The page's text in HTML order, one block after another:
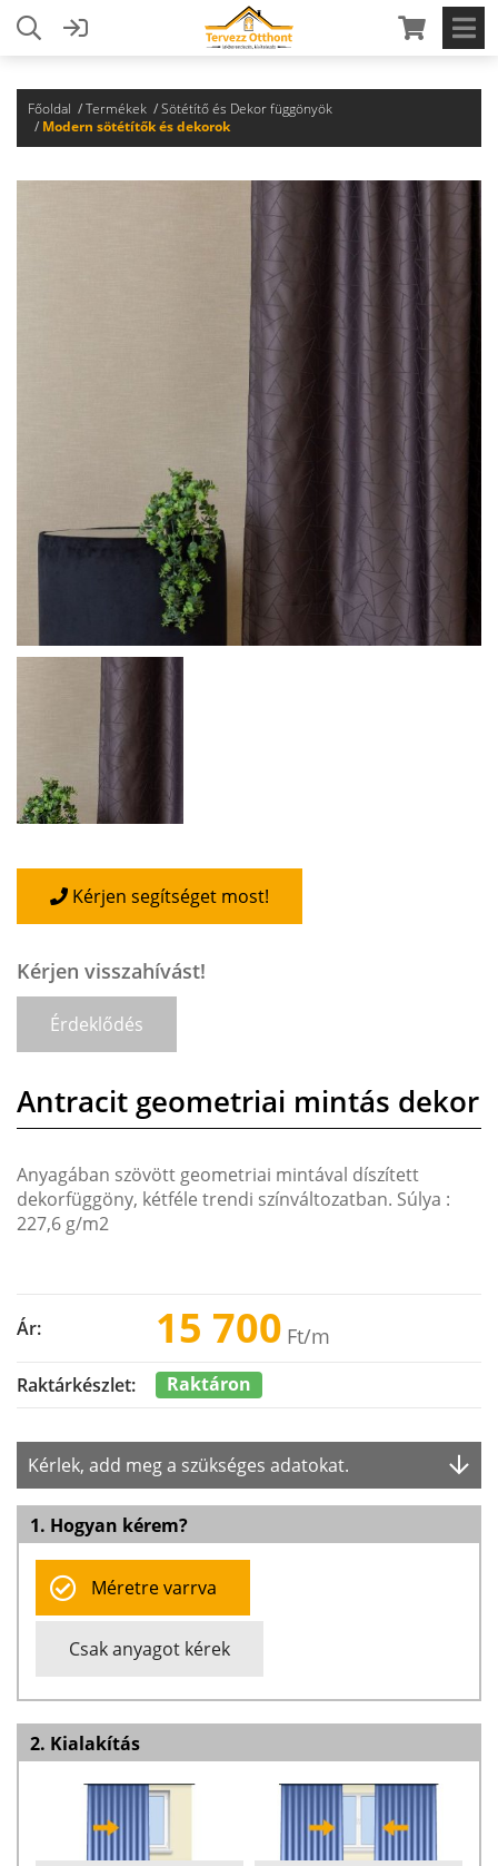
Főoldal Termékek
Sötétítő és Dekor függönyök
Modern sötétítők és dekorok
Kérjen segítséget most!
Kérjen visszahívást!
Érdeklődés
Antracit geometriai mintás dekor
Anyagában szövött geometriai mintával díszített
dekorfüggöny, kétféle trendi színváltozatban. Súlya :
227,6 g/m2
Ár: 15 700 Ft/m
Raktárkészlet: Raktáron
Kérlek, add meg a szükséges adatokat.
1. Hogyan kérem?
Méretre varrva
Csak anyagot kérek
2. Kialakítás